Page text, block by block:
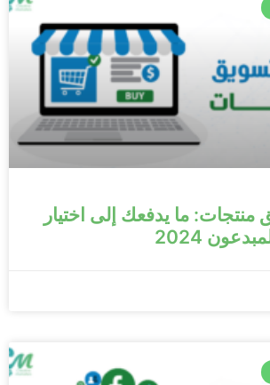
ما يدفعك إلى اختيار
2024